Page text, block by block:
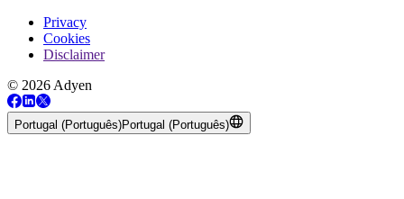
Privacy
Cookies
Disclaimer
© 2026 Adyen
Portugal (Português)Portugal (Português)